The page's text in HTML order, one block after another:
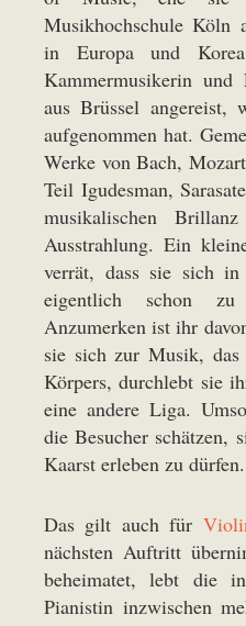
Musikhochschule Köln
in Europa und
Kammermusikerin
aus Brüssel angereist,
aufgenommen hat.
Werke von Bach,
Teil Igudesman,
musikalischen
Ausstrahlung. Ein
verrät, dass sie sich in
eigentlich schon
Anzumerken ist ihr
sie sich zur Musik, das
Körpers, durchlebt sie
eine andere Liga.
die Besucher schätzen,
Kaarst erleben zu dürfen.
Das gilt auch für
nächsten Auftritt
beheimatet, lebt die
Pianistin inzwischen